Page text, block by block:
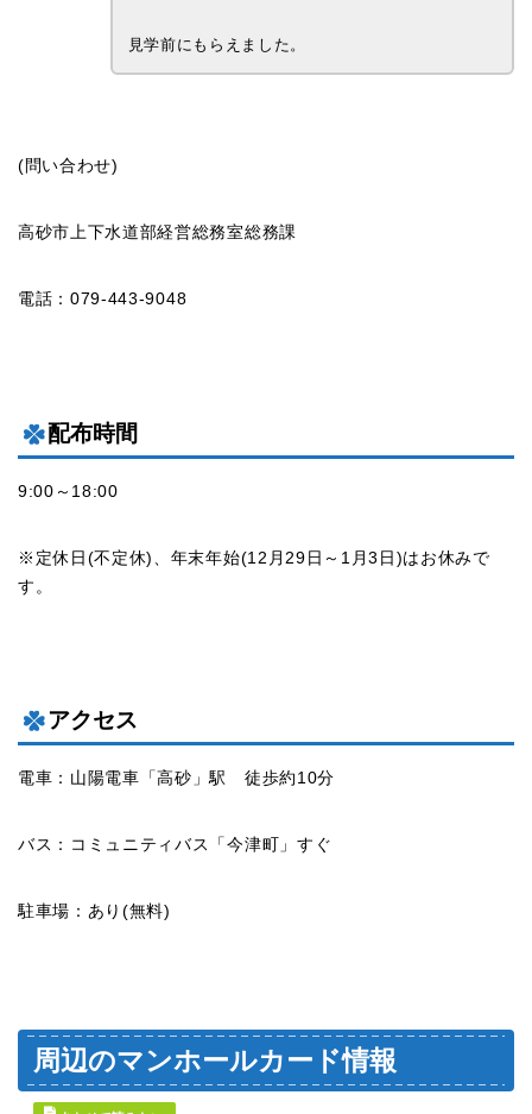
見学前にもらえました。
(問い合わせ)
高砂市上下水道部経営総務室総務課
電話：079-443-9048
配布時間
9:00～18:00
※定休日(不定休)、年末年始(12月29日～1月3日)はお休みで
す。
アクセス
電車：山陽電車「高砂」駅 徒歩約10分
バス：コミュニティバス「今津町」すぐ
駐車場：あり(無料)
周辺のマンホールカード情報